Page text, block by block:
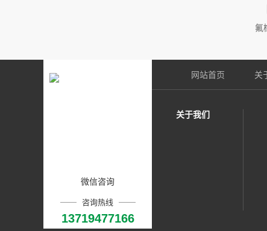
氟
微信咨询
咨询热线
13719477166
网站首页 关
关于我们